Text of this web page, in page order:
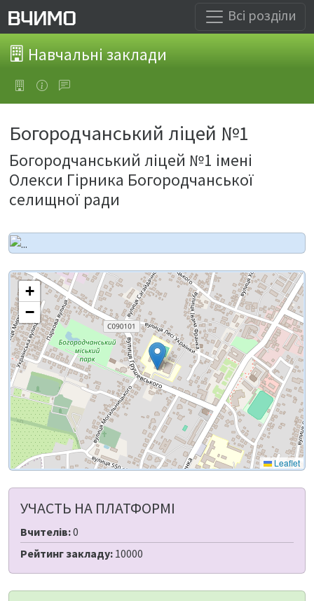
Всі розділи
Навчальні заклади
Богородчанський ліцей №1
Богородчанський ліцей №1 імені
Олекси Гірника Богородчанської
селищної ради
+
−
Leaflet
УЧАСТЬ НА ПЛАТФОРМІ
Вчителів:0
Рейтинг закладу: 10000